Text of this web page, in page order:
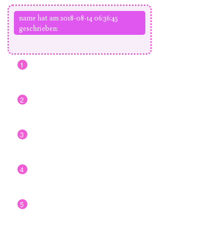
name hat am 2018-08-14 06:36:45
geschrieben:
1
2
3
4
5